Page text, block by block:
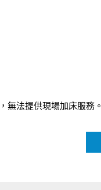
無法提供現場加床服務。